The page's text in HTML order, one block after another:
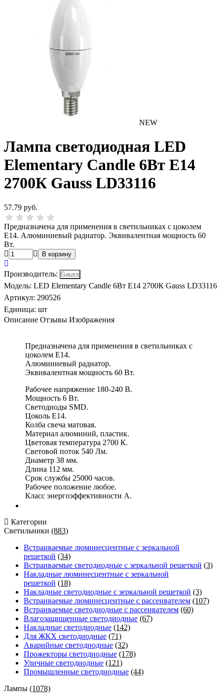
NEW
Лампа светодиодная LED
Elementary Candle 6Вт Е14
2700К Gauss LD33116
57.79 руб.
Предназначена для применения в светильниках с цоколем
Е14. Алюминиевый радиатор. Эквивалентная мощность 60
Вт.
Производитель:
Модель: LED Elementary Candle 6Вт Е14 2700К Gauss LD33116
Артикул: 290526
Единица: шт
Описание Отзывы Изображения
Предназначена для применения в светильниках с
цоколем Е14.
Алюминиевый радиатор.
Эквивалентная мощность 60 Вт.
Рабочее напряжение 180-240 В.
Мощность 6 Вт.
Светодиоды SMD.
Цоколь Е14.
Колба свеча матовая.
Материал алюминий, пластик.
Цветовая температура 2700 К.
Световой поток 540 Лм.
Диаметр 38 мм.
Длина 112 мм.
Срок службы 25000 часов.
Рабочее положение любое.
Класс энергоэффективности А.
Категории
Светильники (883)
Встраиваемые люминесцентные с зеркальной
решеткой (34)
Встраиваемые светодиодные с зеркальной решеткой (3)
Накладные люминесцентные с зеркальной
решеткой (18)
Накладные светодиодные с зеркальной решеткой (3)
Встраиваемые люминесцентные с рассеивателем (107)
Встраиваемые светодиодные с рассеивателем (60)
Влагозащищенные светодиодные (67)
Накладные светодиодные (142)
Для ЖКХ светодиодные (71)
Аварийные светодиодные (32)
Прожекторы светодиодные (178)
Уличные светодиодные (121)
Промышленные светодиодные (44)
Лампы (1078)